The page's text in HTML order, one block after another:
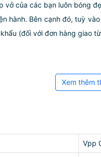
vở của các bạn luôn bóng
hành. Bên cạnh đó, tuỳ
(đối với đơn hàng giao
Xem thêm
Vpp